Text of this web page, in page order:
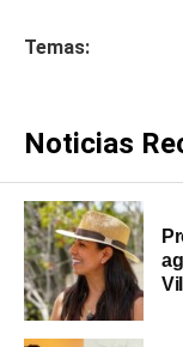
Temas:
Noticias